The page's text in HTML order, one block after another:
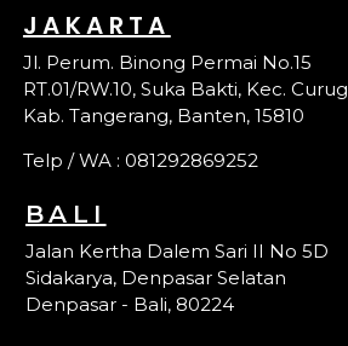
JAKARTA
Jl. Perum. Binong Permai No.15
RT.01/RW.10, Suka Bakti, Kec. Curug
Kab. Tangerang, Banten, 15810
Telp / WA : 081292869252
BALI
Jalan Kertha Dalem Sari II No 5D
Sidakarya, Denpasar Selatan
Denpasar - Bali, 80224